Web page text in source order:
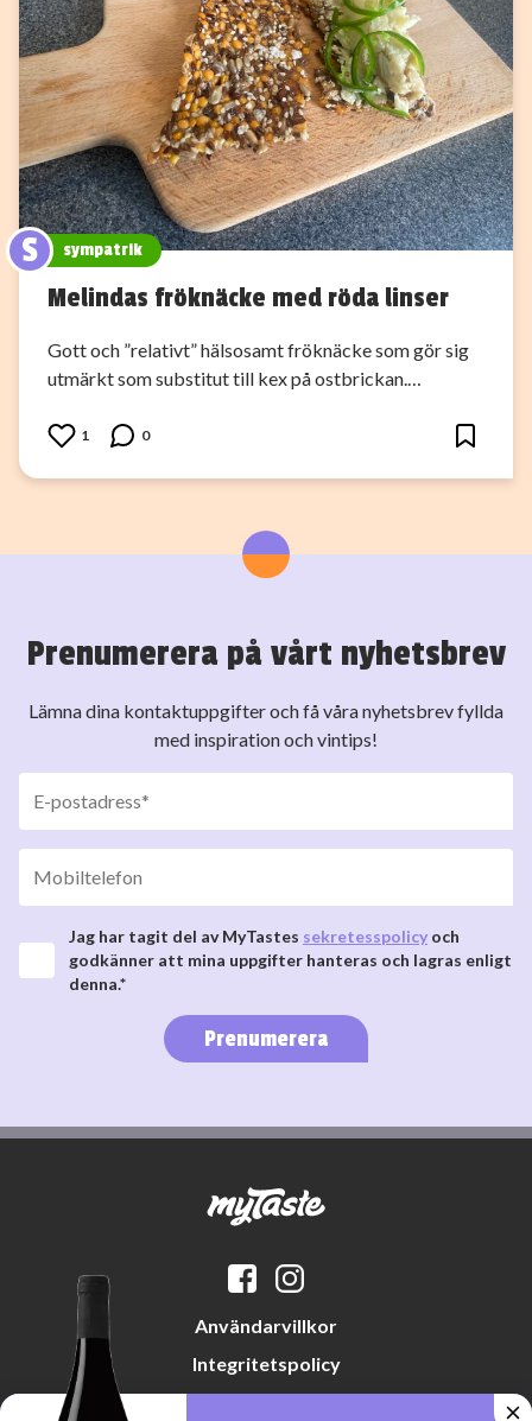
S sympatrik
Melindas fröknäcke med röda linser
Gott och ”relativt” hälsosamt fröknäcke som gör sig
utmärkt som substitut till kex på ostbrickan.…
1 0
Prenumerera på vårt nyhetsbrev
Lämna dina kontaktuppgifter och få våra nyhetsbrev fyllda
med inspiration och vintips!
Jag har tagit del av MyTastes sekretesspolicy och
godkänner att mina uppgifter hanteras och lagras enligt
denna.*
Prenumerera
Användarvillkor
Integritetspolicy